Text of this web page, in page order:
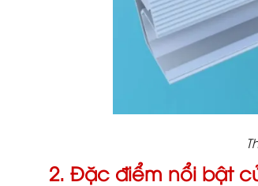
2. Đặc điểm nổi bật